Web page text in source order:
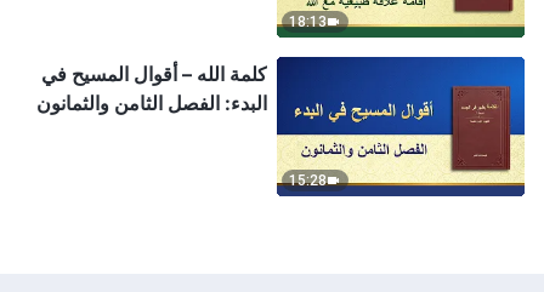
18:13
15:28
كلمة الله – أقوال المسيح في
البدء: الفصل الثامن والثمانون